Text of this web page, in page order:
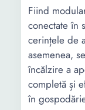
Material
izolatie
Capacitate
rezervor
Fiind
conectate în
cerințele de
asemenea,
încălzire a
completă și
în